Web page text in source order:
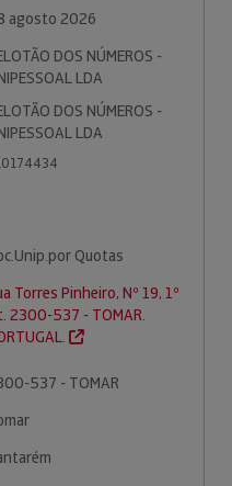
agosto 2026
DOS NÚMEROS -
LDA
DOS NÚMEROS -
LDA
Quotas
Torres Pinheiro, Nº 19, 1º
2300-537 - TOMAR.
537 - TOMAR